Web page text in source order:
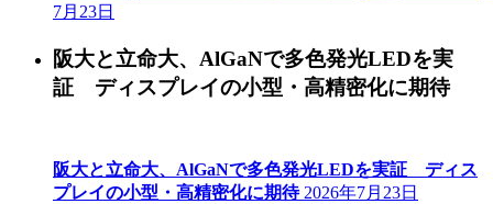
7月23日
阪大と立命大、AlGaNで多色発光LEDを実
証 ディスプレイの小型・高精密化に期待
阪大と立命大、AlGaNで多色発光LEDを実証 ディス
プレイの小型・高精密化に期待 2026年7月23日